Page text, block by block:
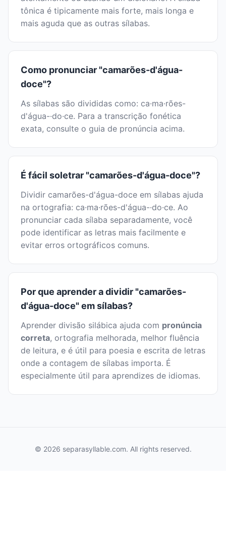
tônica é tipicamente mais forte, mais longa e
mais aguda que as outras sílabas.
Como pronunciar "camarões-d'água-
doce"?
As sílabas são divididas como: ca·ma·rões-
d'água-·do·ce. Para a transcrição fonética
exata, consulte o guia de pronúncia acima.
É fácil soletrar "camarões-d'água-doce"?
Dividir camarões-d'água-doce em sílabas ajuda
na ortografia: ca·ma·rões-d'água-·do·ce. Ao
pronunciar cada sílaba separadamente, você
pode identificar as letras mais facilmente e
evitar erros ortográficos comuns.
Por que aprender a dividir "camarões-
d'água-doce" em sílabas?
Aprender divisão silábica ajuda com pronúncia
correta, ortografia melhorada, melhor fluência
de leitura, e é útil para poesia e escrita de letras
onde a contagem de sílabas importa. É
especialmente útil para aprendizes de idiomas.
© 2026 separasyllable.com. All rights reserved.